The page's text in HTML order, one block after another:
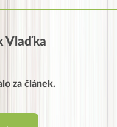
Vlaďka
za článek.